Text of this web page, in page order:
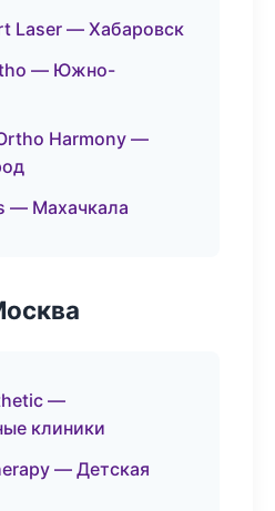
Laser — Хабаровск
— Южно-
Harmony —
— Махачкала
—
клиники
— Детская